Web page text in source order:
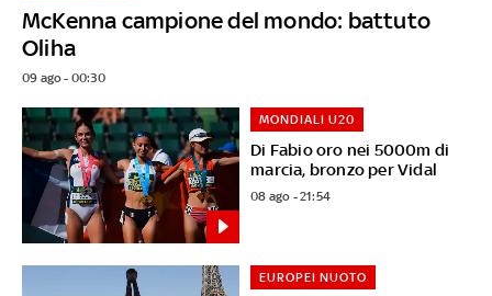
McKenna campione del mondo: battuto
Oliha
09 ago - 00:30
Di Fabio oro nei 5000m di
marcia, bronzo per Vidal
MONDIALI U20
08 ago - 21:54
EUROPEI NUOTO